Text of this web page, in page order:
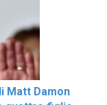
Matt Damon